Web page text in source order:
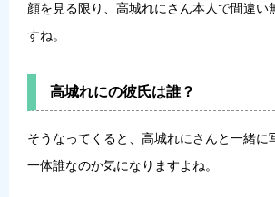
顔を見る限り、高城れにさん本人で間違い
すね。
高城れにの彼氏は誰？
そうなってくると、高城れにさんと一緒に
一体誰なのか気になりますよね。